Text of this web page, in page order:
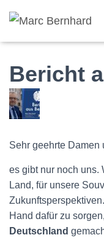
Bericht
Sehr geehrte Damen
es gibt nur noch uns.
Land, für unsere
Hand dafür zu
Deutschland